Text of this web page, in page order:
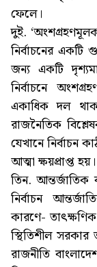
ফেলে।
দুই.
নির্বাচনের একটি
জন্য একটি
নির্বাচনে
একাধিক দল
রাজনৈতিক
যেখানে নির্বাচন
আত্মা ক্ষয়প্রাপ্ত হয়।
তিন. আন্তর্জাতিক
নির্বাচন
কারণে-
স্থিতিশীল
রাজনীতি